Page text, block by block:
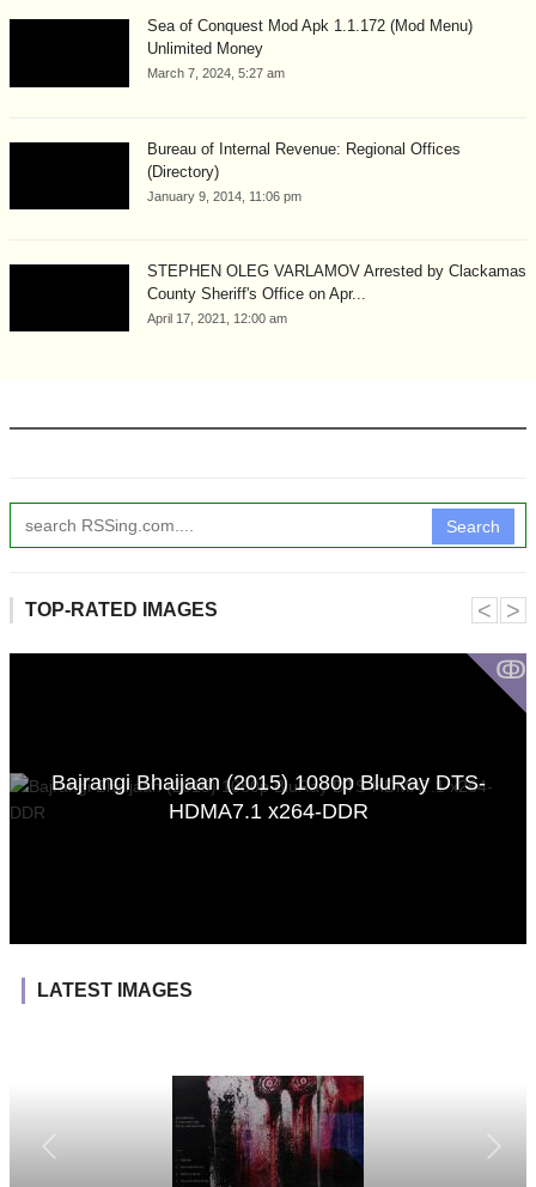
Sea of Conquest Mod Apk 1.1.172 (Mod Menu)
Unlimited Money
March 7, 2024, 5:27 am
Bureau of Internal Revenue: Regional Offices
(Directory)
January 9, 2014, 11:06 pm
STEPHEN OLEG VARLAMOV Arrested by Clackamas
County Sheriff's Office on Apr...
April 17, 2021, 12:00 am
Search
TOP-RATED IMAGES
ↂ
Bajrangi Bhaijaan (2015) 1080p BluRay DTS-
HDMA7.1 x264-DDR
˂ ˃
LATEST IMAGES